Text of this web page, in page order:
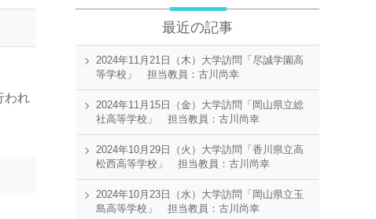
われ
最近の記事
2024年11月21日（木）大学訪問「尽誠学園高
等学校」 担当教員：古川尚幸
2024年11月15日（金）大学訪問「岡山県立総
社高等学校」 担当教員：古川尚幸
2024年10月29日（火）大学訪問「香川県立高
松西高等学校」 担当教員：古川尚幸
2024年10月23日（水）大学訪問「岡山県立玉
島高等学校」 担当教員：古川尚幸